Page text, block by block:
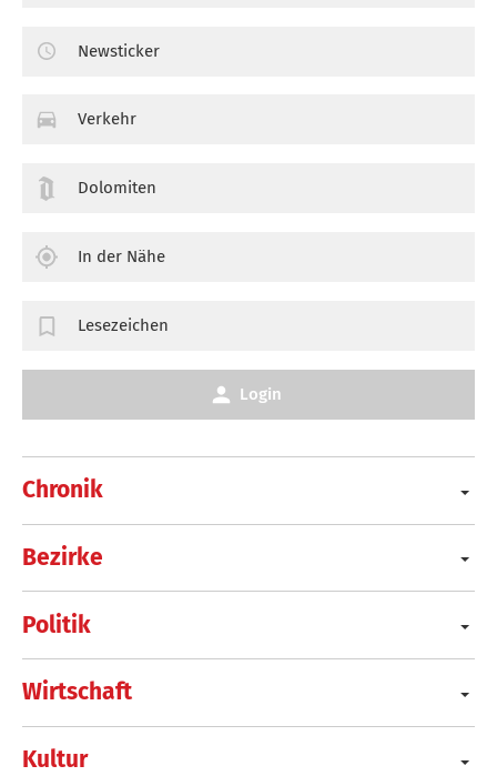
Chronik
Bezirke
Politik
Wirtschaft
Kultur
Newsticker
Verkehr
Dolomiten
In der Nähe
Lesezeichen
Login